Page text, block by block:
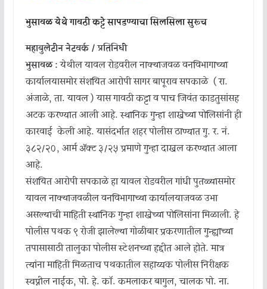
भुसावळ येथे गावठी कट्टे सापडण्याचा सिलसिला सुरूच
महाबुलेटीन नेटवर्क / प्रतिनिधी
भुसावळ :येथील यावल रोडवरील नाक्याजवळ वनविभागाच्या
कार्यालयासमोर संशयित आरोपी सागर बापूराव सपकाळे ( रा.
अंजाळे, ता. यावल ) यास गावठी कट्टा व पाच जिवंत काडतुसांसह
अटक करण्यात आली आहे. स्थानिक गुन्हा शाखेच्या पोलिसांनी ही
कारवाई केली आहे. यासंदर्भात शहर पोलीस ठाण्यात गु. र. नं.
३८२/२०, आर्म ॲक्ट ३/२५ प्रमाणे गुन्हा दाखल करण्यात आला
आहे.
संशयित आरोपी सपकाळे हा यावल रोडवरील गांधी पुतळ्यासमोर
यावल नाक्याजवळील वनविभागाच्या कार्यालयाजवळ उभा
असल्याची माहिती स्थानिक गुन्हा शाखेच्या पोलिसांना मिळाली. हे
पोलीस पथक ९ रोजी झालेल्या गोळीबार प्रकरणातील गुन्ह्याच्या
तपासासाठी तालुका पोलीस स्टेशनच्या हद्दीत आले होते. मात्र
त्यांना माहिती मिळताच पथकातील सहाय्यक पोलीस निरीक्षक
स्वप्नील नाईक, पो. हे. कॉ. कमलाकर बागुल, चालक पो. ना.